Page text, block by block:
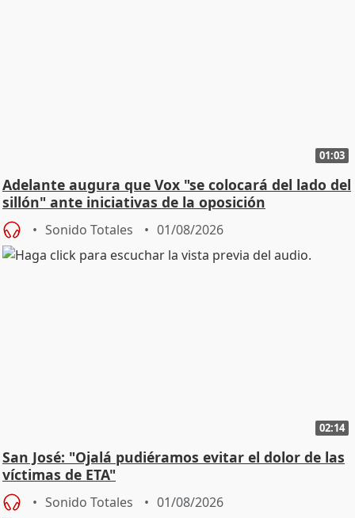
01:03
Adelante augura que Vox "se colocará del lado del
sillón" ante iniciativas de la oposición
Sonido Totales 01/08/2026
02:14
San José: "Ojalá pudiéramos evitar el dolor de las
víctimas de ETA"
Sonido Totales 01/08/2026